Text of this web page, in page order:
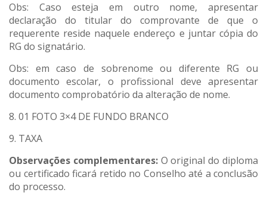
Obs: Caso esteja em outro nome, apresentar
declaração do titular do comprovante de que o
requerente reside naquele endereço e juntar cópia do
RG do signatário.
Obs: em caso de sobrenome ou diferente RG ou
documento escolar, o profissional deve apresentar
documento comprobatório da alteração de nome.
8. 01 FOTO 3×4 DE FUNDO BRANCO
9. TAXA
Observações complementares:O original do diploma
ou certificado ficará retido no Conselho até a conclusão
do processo.